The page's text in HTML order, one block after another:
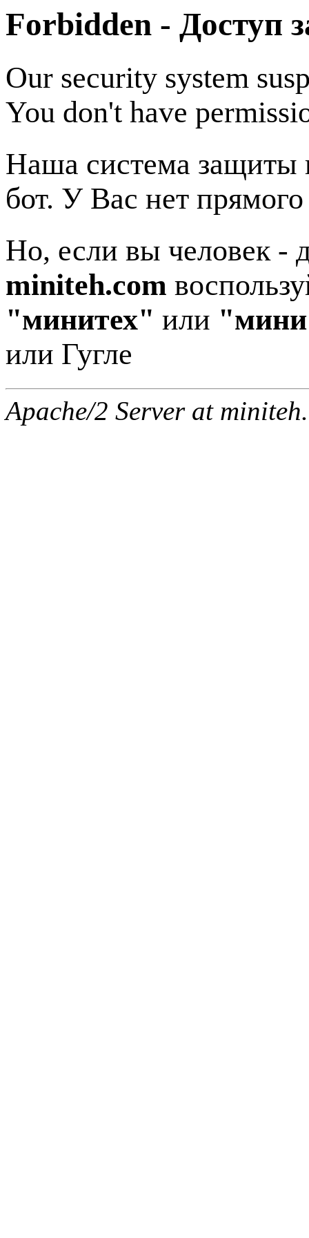
Forbidden - Доступ
Our security system
You don't have
Наша система защиты
бот. У Вас нет
Но, если вы человек -
miniteh.com
"минитех" или "мини
или Гугле
Apache/2 Server at